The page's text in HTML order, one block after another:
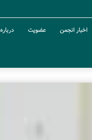
اخبار انجمن عضویت